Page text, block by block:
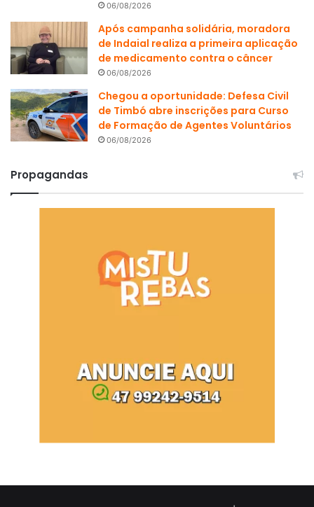
06/08/2026
Após campanha solidária, moradora
de Indaial realiza a primeira aplicação
de medicamento contra o câncer
06/08/2026
Chegou a oportunidade: Defesa Civil
de Timbó abre inscrições para Curso
de Formação de Agentes Voluntários
06/08/2026
Propagandas